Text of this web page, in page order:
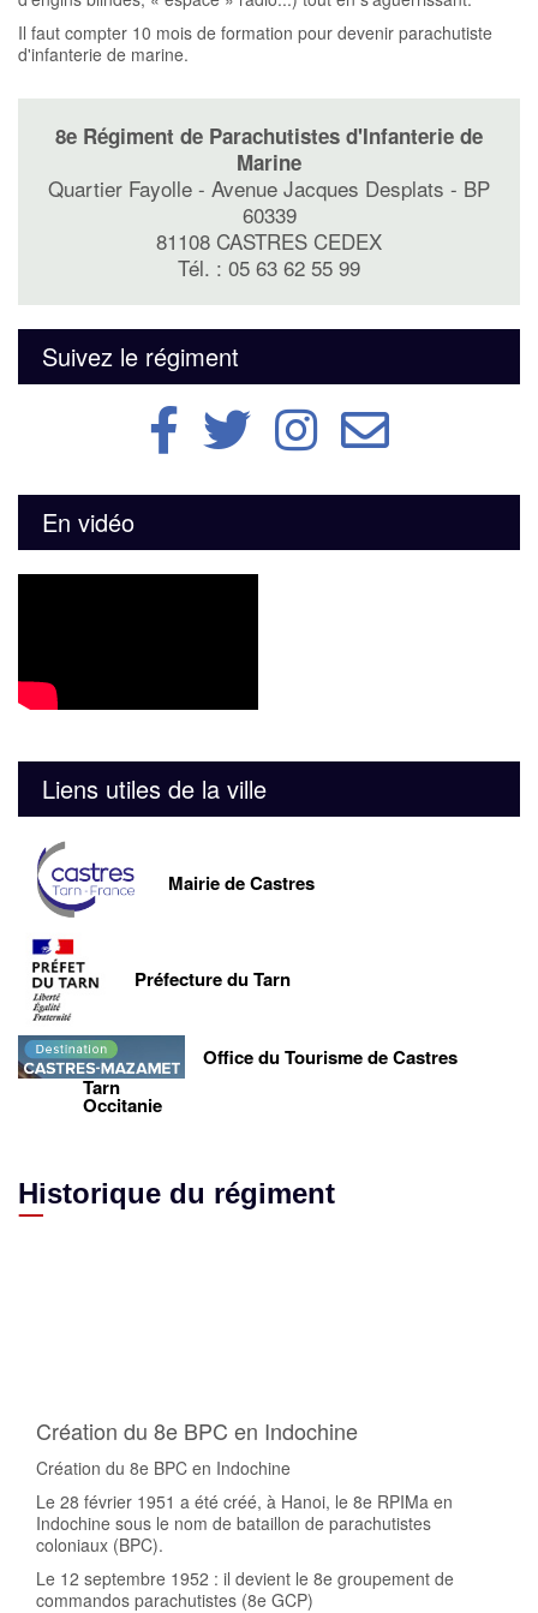
Il faut compter 10 mois de formation pour devenir parachutiste
d'infanterie de marine.
8e Régiment de Parachutistes d'Infanterie de
Marine
Quartier Fayolle - Avenue Jacques Desplats - BP
60339
81108 CASTRES CEDEX
Tél. : 05 63 62 55 99
Suivez le régiment
En vidéo
Liens utiles de la ville
Mairie de Castres
Préfecture du Tarn
Office du Tourisme de Castres
Tarn
Occitanie
Historique du régiment
Création du 8e BPC en Indochine
Création du 8e BPC en Indochine
Le 28 février 1951 a été créé, à Hanoi, le 8e RPIMa en
Indochine sous le nom de bataillon de parachutistes
coloniaux (BPC).
Le 12 septembre 1952 : il devient le 8e groupement de
commandos parachutistes (8e GCP)